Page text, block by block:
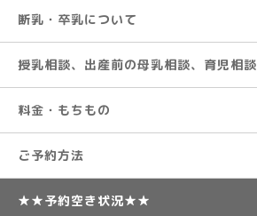
断乳・卒乳について
授乳相談、出産前の母乳相談、育児相談
料金・もちもの
ご予約方法
★★予約空き状況★★